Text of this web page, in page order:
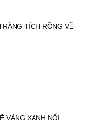
TÍCH RỒNG VẼ
VÀNG XANH NỔI